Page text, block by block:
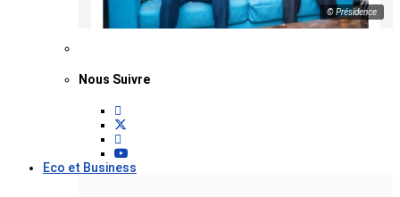
© Présidence
Nous Suivre
Eco et Business